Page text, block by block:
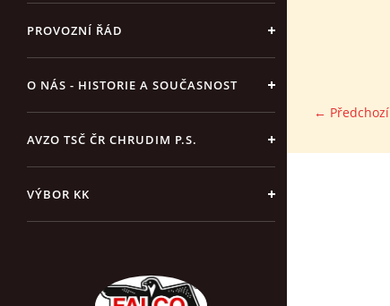
PROVOZNÍ ŘÁD
O NÁS - HISTORIE A SOUČASNOST
AVZO TSČ ČR CHRUDIM P.S.
VÝBOR KK
← Předchozí